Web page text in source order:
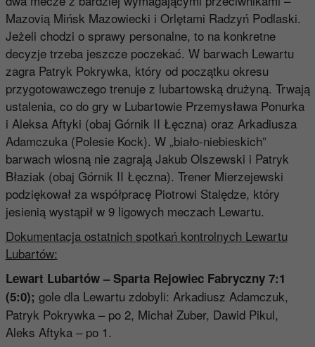
Mazovią Mińsk Mazowiecki i Orlętami Radzyń Podlaski.
Jeżeli chodzi o sprawy personalne, to na konkretne
decyzje trzeba jeszcze poczekać. W barwach Lewartu
zagra Patryk Pokrywka, który od początku okresu
przygotowawczego trenuje z lubartowską drużyną. Trwają
ustalenia, co do gry w Lubartowie Przemysława Ponurka
i Aleksa Aftyki (obaj Górnik II Łęczna) oraz Arkadiusza
Adamczuka (Polesie Kock). W „biało-niebieskich”
barwach wiosną nie zagrają Jakub Olszewski i Patryk
Błaziak (obaj Górnik II Łęczna). Trener Mierzejewski
podziękował za współpracę Piotrowi Stalędze, który
jesienią wystąpił w 9 ligowych meczach Lewartu.
Dokumentacja ostatnich spotkań kontrolnych Lewartu
Lubartów:
Lewart Lubartów – Sparta Rejowiec Fabryczny 7:1
(5:0); gole dla Lewartu zdobyli: Arkadiusz Adamczuk,
Patryk Pokrywka – po 2, Michał Zuber, Dawid Pikul,
Aleks Aftyka – po 1.